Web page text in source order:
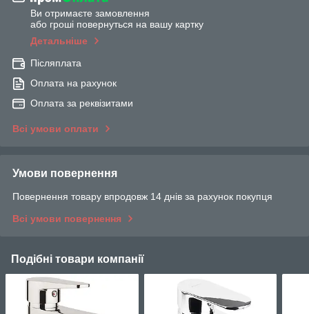
Ви отримаєте замовлення
або гроші повернуться на вашу картку
Детальніше
Післяплата
Оплата на рахунок
Оплата за реквізитами
Всі умови оплати
Умови повернення
Повернення товару впродовж 14 днів за рахунок покупця
Всі умови повернення
Подібні товари компанії